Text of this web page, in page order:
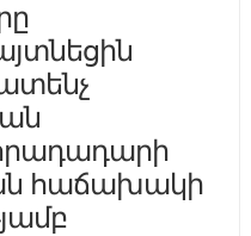
հաճախակի